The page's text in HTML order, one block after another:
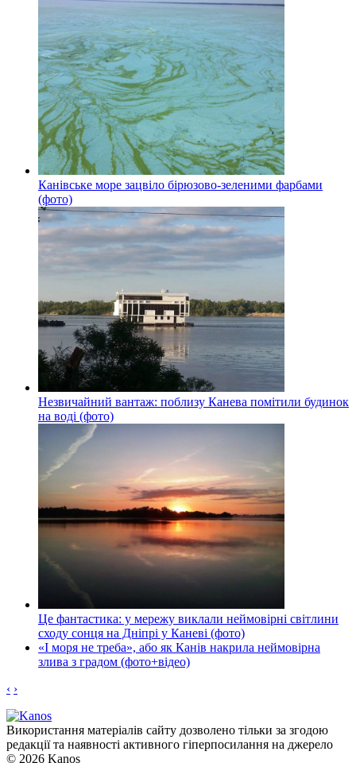
Канівське море зацвіло бірюзово-зеленими фарбами
(фото)
Незвичайний вантаж: поблизу Канева помітили будинок
на воді (фото)
Це фантастика: у мережу виклали неймовірні світлини
сходу сонця на Дніпрі у Каневі (фото)
«І моря не треба», або як Канів накрила неймовірна
злива з градом (фото+відео)
‹ ›
Використання матеріалів сайту дозволено тільки за згодою
редакції та наявності активного гіперпосилання на джерело
© 2026 Kanos